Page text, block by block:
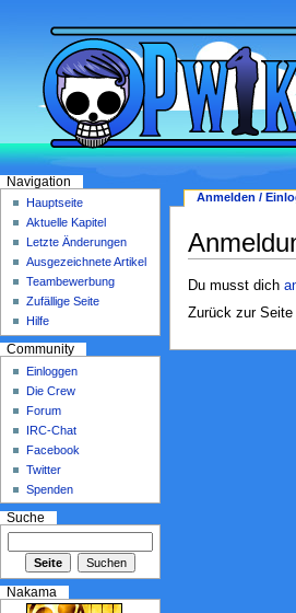
Du musst dich
Zurück zur Seite
Anmelden /
Navigation
Hauptseite
Aktuelle Kapitel
Letzte Änderungen
Ausgezeichnete Artikel
Teambewerbung
Zufällige Seite
Hilfe
Community
Einloggen
Die Crew
Forum
IRC-Chat
Facebook
Twitter
Spenden
Suche
Nakama